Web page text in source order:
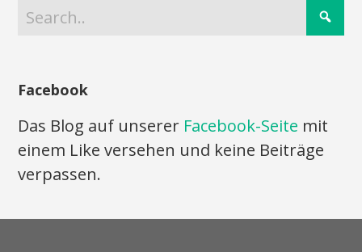
Facebook
Das Blog auf unserer Facebook-Seite mit
einem Like versehen und keine Beiträge
verpassen.